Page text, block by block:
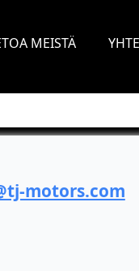
MEISTÄ
motors.com